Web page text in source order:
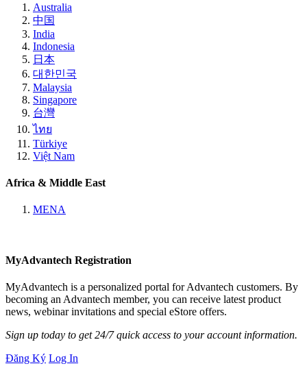
Australia
中国
India
Indonesia
日本
대한민국
Malaysia
Singapore
台灣
ไทย
Türkiye
Việt Nam
Africa & Middle East
MENA
MyAdvantech Registration
MyAdvantech is a personalized portal for Advantech customers. By
becoming an Advantech member, you can receive latest product
news, webinar invitations and special eStore offers.
Sign up today to get 24/7 quick access to your account information.
Đăng Ký Log In